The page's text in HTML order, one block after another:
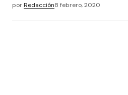
porRedacción8 febrero, 2020